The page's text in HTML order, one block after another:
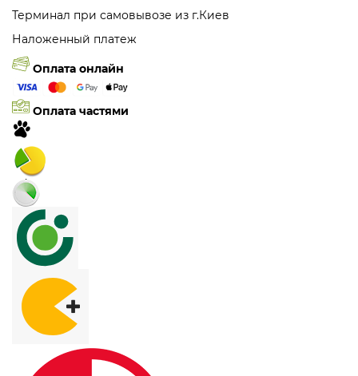
Терминал при самовывозе из г.Киев
Наложенный платеж
Оплата онлайн
Оплата частями